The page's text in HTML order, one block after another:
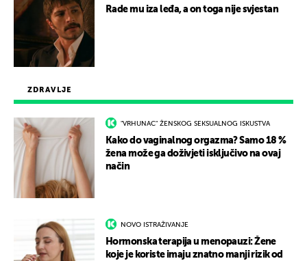
ZDRAVLJE
"VRHUNAC" ŽENSKOG SEKSUALNOG ISKUSTVA
Kako do vaginalnog orgazma? Samo 18 %
žena može ga doživjeti isključivo na ovaj
način
NOVO ISTRAŽIVANJE
Hormonska terapija u menopauzi: Žene
koje je koriste imaju znatno manji rizik od
Rade mu iza leđa, a on toga nije svjestan